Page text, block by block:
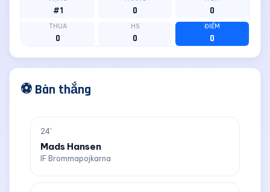
#1 0 0
THUA
0
HS
0
ĐIỂM
0
⚽ Bàn thắng
24'
Mads Hansen
IF Brommapojkarna